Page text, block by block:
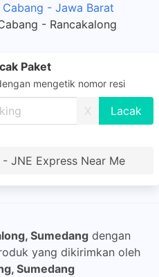
Cabang - Jawa Barat
- Rancakalong
Paket
mengetik nomor resi
X
JNE Express Near Me
Sumedang dengan
yang dikirimkan oleh
Sumedang